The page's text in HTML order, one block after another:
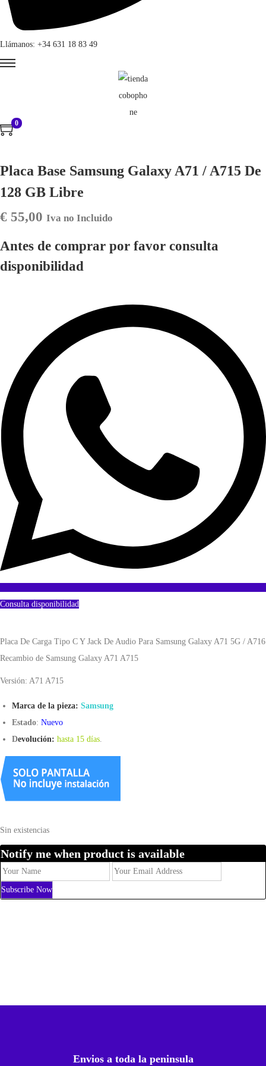
Llámanos: +34 631 18 83 49
0
Placa Base Samsung Galaxy A71 / A715 De
128 GB Libre
€ 55,00 Iva no Incluido
Antes de comprar por favor consulta
disponibilidad
Consulta disponibilidad
Placa De Carga Tipo C Y Jack De Audio Para Samsung Galaxy A71 5G / A716
Recambio de Samsung Galaxy A71 A715
Versión: A71 A715
Marca de la pieza: Samsung
Estado: Nuevo
Devolución: hasta 15 días.
Sin existencias
Notify me when product is available
Envios a toda la peninsula